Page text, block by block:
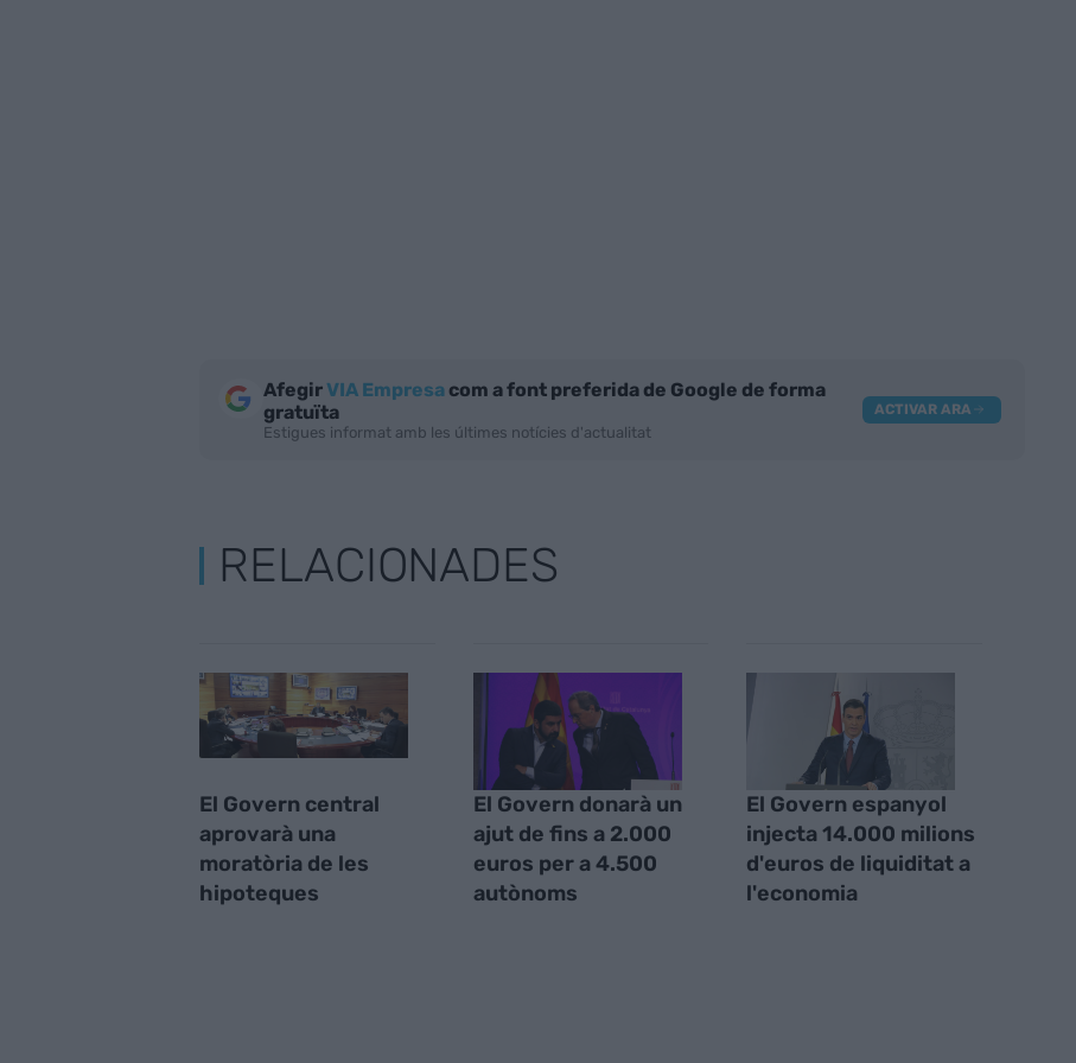
AfegirVIA Empresacom a font preferida de Google de forma
gratuïta
Estigues informat amb les últimes notícies d'actualitat
ACTIVAR ARA
RELACIONADES
El Govern central
aprovarà una
moratòria de les
hipoteques
El Govern donarà un
ajut de fins a 2.000
euros per a 4.500
autònoms
El Govern espanyol
injecta 14.000 milions
d'euros de liquiditat a
l'economia